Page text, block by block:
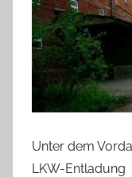
Unter dem
LKW-Entladung